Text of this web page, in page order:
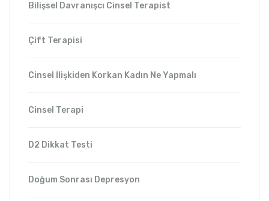
Bilişsel Davranışcı Cinsel Terapist
Çift Terapisi
Cinsel İlişkiden Korkan Kadın Ne Yapmalı
Cinsel Terapi
D2 Dikkat Testi
Doğum Sonrası Depresyon